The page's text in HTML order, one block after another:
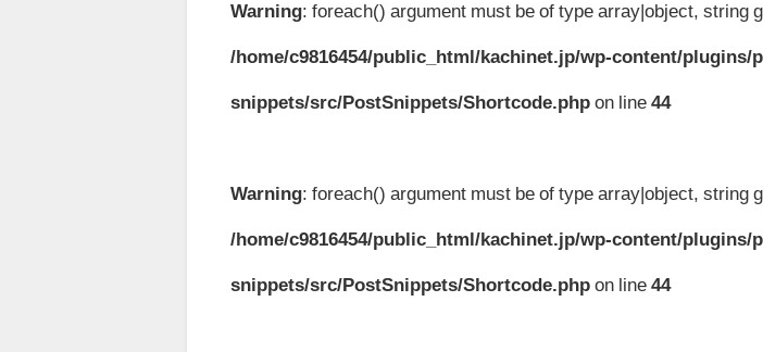
Warning: foreach() argument must be of type array|object, string
/home/c9816454/public_html/kachinet.jp/wp-content/plugins/
snippets/src/PostSnippets/Shortcode.php on line44
Warning: foreach() argument must be of type array|object, string
/home/c9816454/public_html/kachinet.jp/wp-content/plugins/
snippets/src/PostSnippets/Shortcode.php on line44